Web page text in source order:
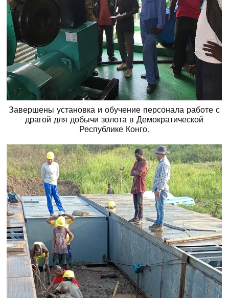
Завершены установка и обучение персонала работе с
драгой для добычи золота в Демократической
Республике Конго.